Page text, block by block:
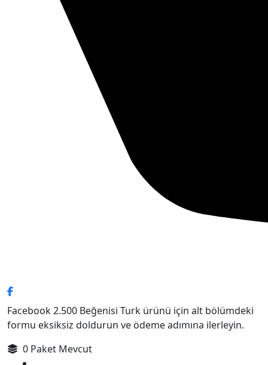
Facebook 2.500 Beğenisi Turk ürünü için alt bölümdeki
formu eksiksiz doldurun ve ödeme adımına ilerleyin.
0 Paket Mevcut